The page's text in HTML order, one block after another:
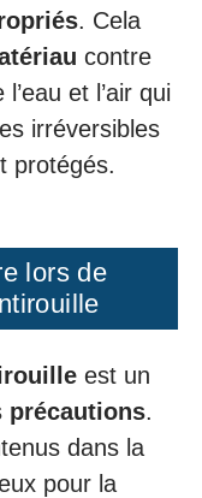
. Cela
contre
et l’air qui
irréversibles
protégés.
lors de
est un
précautions.
dans la
pour la